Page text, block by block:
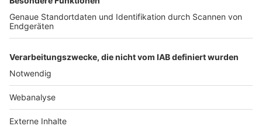
Nutzungsbedingungen Datenschutz Impressum